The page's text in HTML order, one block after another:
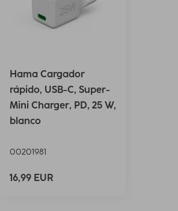
Hama Cargador
rápido, USB-C, Super-
Mini Charger, PD, 25 W,
blanco
00201981
16,99 EUR